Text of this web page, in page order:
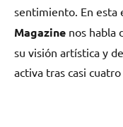
sentimiento. En esta
Magazine nos habla
su visión artística y
activa tras casi